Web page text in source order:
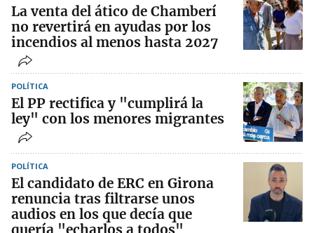
La venta del ático de Chamberí
no revertirá en ayudas por los
incendios al menos hasta 2027
POLÍTICA
El PP rectifica y "cumplirá la
ley" con los menores migrantes
POLÍTICA
El candidato de ERC en Girona
renuncia tras filtrarse unos
audios en los que decía que
quería "echarlos a todos"